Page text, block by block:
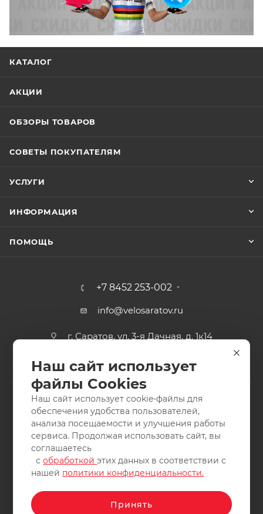
КАТАЛОГ
АКЦИИ
ОБЗОРЫ ТОВАРОВ
СОВЕТЫ ПОКУПАТЕЛЯМ
УСЛУГИ
ИНФОРМАЦИЯ
ПОМОЩЬ
+7 8452 253-002
info@velosaratov.ru
г. Саратов, ул. 3-я Дачная, д. 1к14
2011-2026 © интернет-магазин спортивных товаров
ВелоСаратов. Не является публичной офертой. Все права
защищены. Заимствование материалов и фотографий
запрещено.
Наш сайт использует
файлы Cookies
Наш сайт использует cookie-файлы для
обеспечения удобства пользователей,
анализа посещаемости и улучшения работы
сервиса. Продолжая использовать сайт, вы
соглашаетесь
собработкойэтих данных в соответствии с
нашей политики конфиденциальности.
Принять